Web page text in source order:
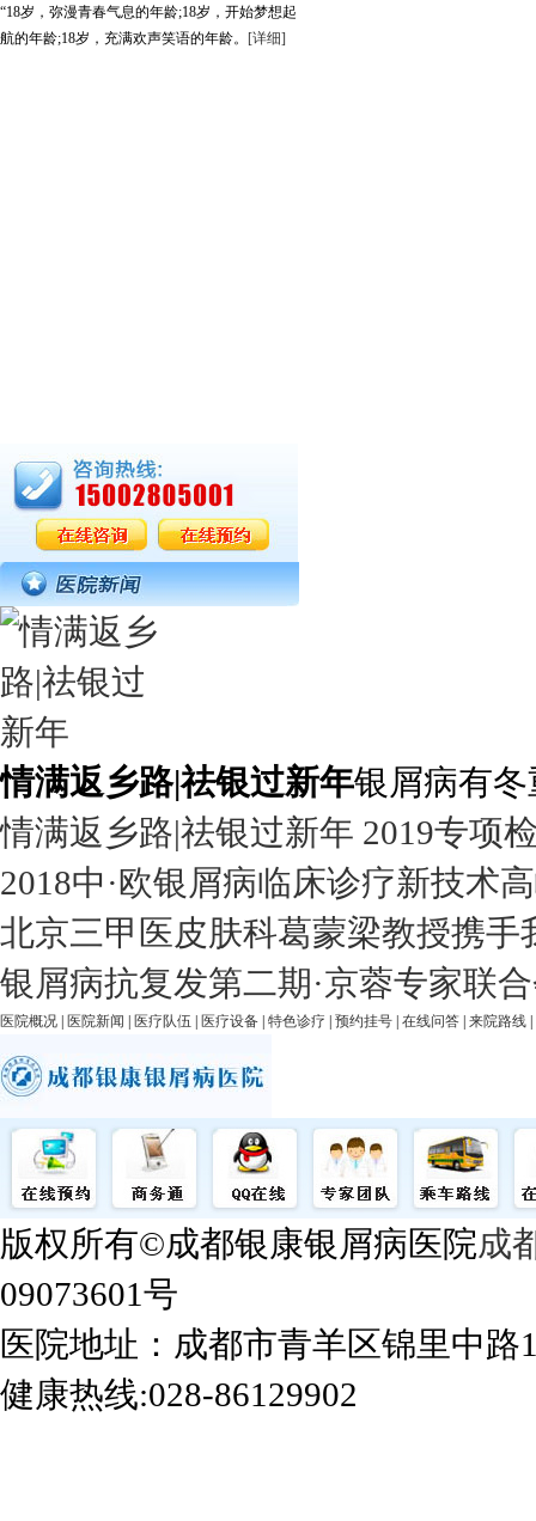
“18岁，弥漫青春气息的年龄;18岁，开始梦想起
航的年龄;18岁，充满欢声笑语的年龄。 [详细]
情满返乡路|祛银过新年银屑病有
情满返乡路|祛银过新年 2019专项
2018中·欧银屑病临床诊疗新技术
北京三甲医皮肤科葛蒙梁教授携手
银屑病抗复发第二期·京蓉专家联
医院概况 医院新闻 医疗队伍 医疗设备 特色诊疗 预约挂号 在线问答 来院路线
版权所有©成都银康银屑病医院成
09073601号
医院地址：成都市青羊区锦里中
健康热线:028-86129902